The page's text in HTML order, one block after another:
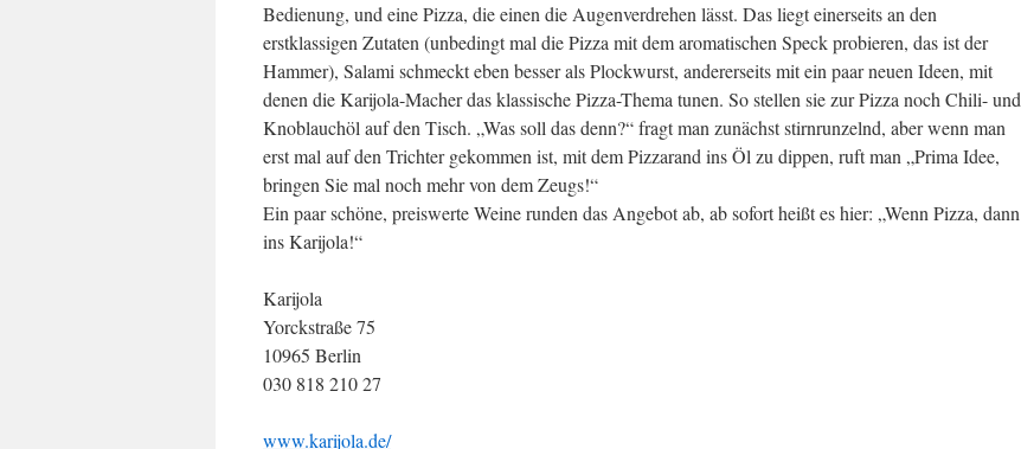
Bedienung, und eine Pizza, die einen die Augenverdrehen lässt. Das liegt einerseits an den
erstklassigen Zutaten (unbedingt mal die Pizza mit dem aromatischen Speck probieren, das ist der
Hammer), Salami schmeckt eben besser als Plockwurst, andererseits mit ein paar neuen Ideen, mit
denen die Karijola-Macher das klassische Pizza-Thema tunen. So stellen sie zur Pizza noch Chili- und
Knoblauchöl auf den Tisch. „Was soll das denn?“ fragt man zunächst stirnrunzelnd, aber wenn man
erst mal auf den Trichter gekommen ist, mit dem Pizzarand ins Öl zu dippen, ruft man „Prima Idee,
bringen Sie mal noch mehr von dem Zeugs!“
Ein paar schöne, preiswerte Weine runden das Angebot ab, ab sofort heißt es hier: „Wenn Pizza, dann
ins Karijola!“
Karijola
Yorckstraße 75
10965 Berlin
030 818 210 27
www.karijola.de/